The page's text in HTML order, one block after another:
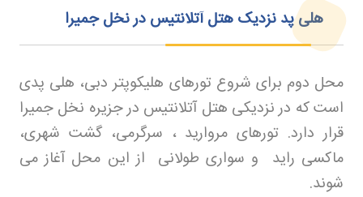
هلی‌ پد نزدیک هتل آتلانتیس در نخل جمیرا
محل دوم برای شروع تورهای هلیکوپتر دبی، هلی‌ پدی
است که در نزدیکی هتل آتلانتیس در جزیره نخل جمیرا
قرار دارد. تورهای مروارید ، سرگرمی، گشت شهری،
ماکسی راید و سواری طولانی از این محل آغاز می‌
شوند.